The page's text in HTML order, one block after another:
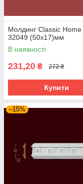
Молдинг Classic Home
32049 (50х17)мм
В наявності
231,20 ₴ 272 ₴
Купити
–15%